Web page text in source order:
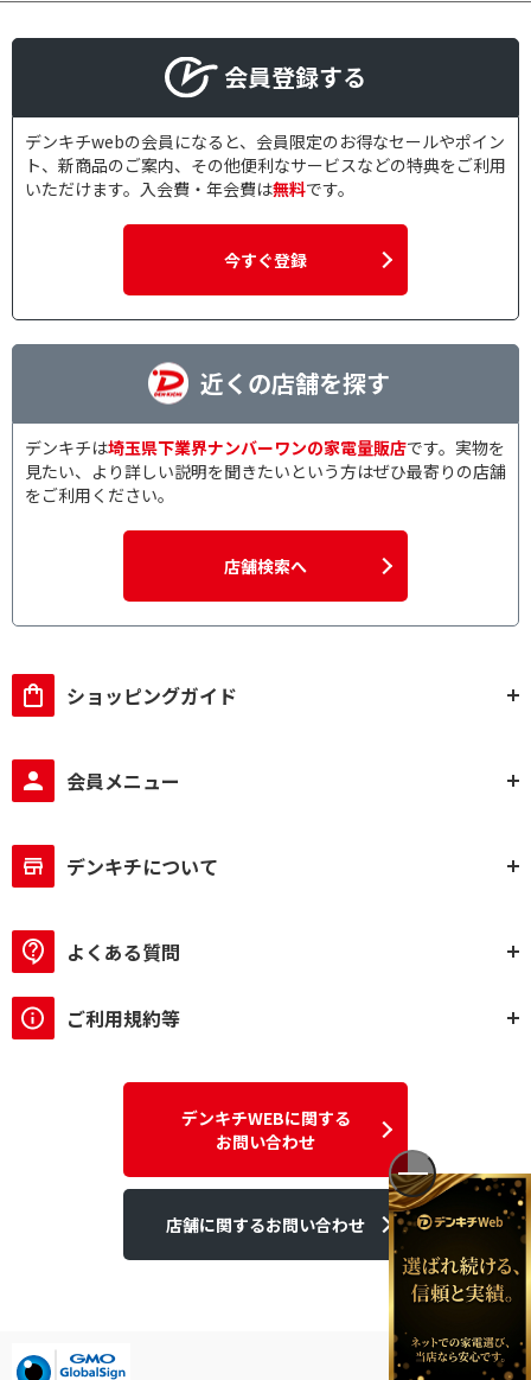
会員登録する
デンキチwebの会員になると、会員限定のお得なセールやポイン
ト、新商品のご案内、その他便利なサービスなどの特典をご利用
いただけます。入会費・年会費は無料です。
今すぐ登録
近くの店舗を探す
デンキチは埼玉県下業界ナンバーワンの家電量販店です。実物を
見たい、より詳しい説明を聞きたいという方はぜひ最寄りの店舗
をご利用ください。
店舗検索へ
ショッピングガイド
会員メニュー
デンキチについて
よくある質問
ご利用規約等
デンキチWEBに関する
お問い合わせ
店舗に関するお問い合わせ